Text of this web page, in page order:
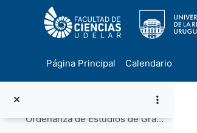
Página Principal Calendario
Sobre la Practica de Formación
Reglamentos varios y Actas de la CCarrera
Cursar asignaturas sin estar inscripto en FCiencias
Ordenanza de Estudios de Grado de Udelar